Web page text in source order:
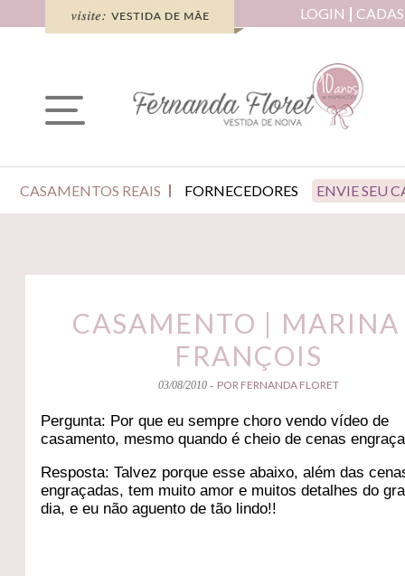
LOGIN
CASAMENTOS REAIS FORNECEDORES ENVIE SEU
CASAMENTO |
FRANÇOIS
03/08/2010 - POR FERNANDA FLORET
Pergunta: Por que eu sempre choro vendo vídeo de
casamento, mesmo quando é cheio de cenas
Resposta: Talvez porque esse abaixo, além das
engraçadas, tem muito amor e muitos detalhes do
dia, e eu não aguento de tão lindo!!